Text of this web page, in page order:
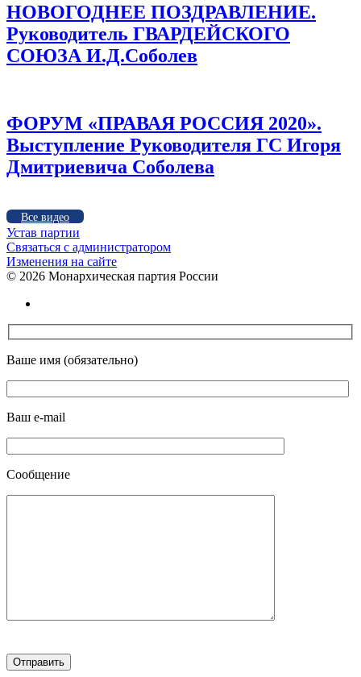
НОВОГОДНЕЕ ПОЗДРАВЛЕНИЕ.
Руководитель ГВАРДЕЙСКОГО
СОЮЗА И.Д.Соболев
ФОРУМ «ПРАВАЯ РОССИЯ 2020».
Выступление Руководителя ГС Игоря
Дмитриевича Соболева
Все видео
Устав партии
Связаться с администратором
Изменения на сайте
© 2026 Монархическая партия России
Ваше имя (обязательно)
Ваш e-mail
Сообщение